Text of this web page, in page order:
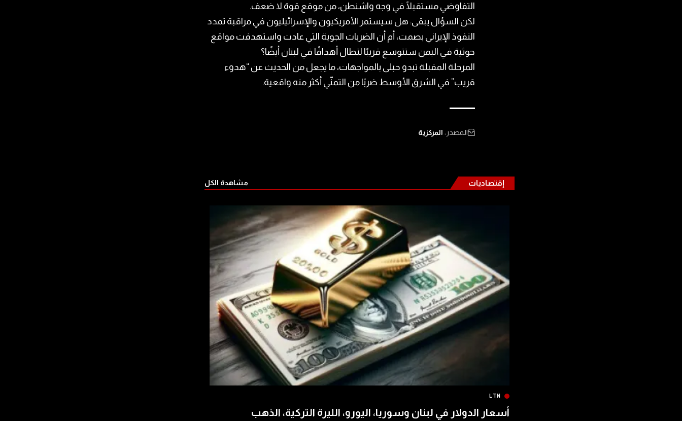
التفاوضي مستقبلًا في وجه واشنطن، من موقع قوة لا ضعف.
لكن السؤال يبقى: هل سيستمر الأمريكيون والإسرائيليون في مراقبة تمدد
النفوذ الإيراني بصمت، أم أن الضربات الجوية التي عادت واستهدفت مواقع
حوثية في اليمن ستتوسع قريبًا لتطال أهدافًا في لبنان أيضًا؟
المرحلة المقبلة تبدو حبلى بالمواجهات، ما يجعل من الحديث عن “هدوء
قريب” في الشرق الأوسط ضربًا من التمنّي أكثر منه واقعية.
المصدر: المركزية
إقتصاديات مشاهدة الكل
LTN
أسعار الدولار في لبنان وسوريا، اليورو، الليرة التركية، الذهب